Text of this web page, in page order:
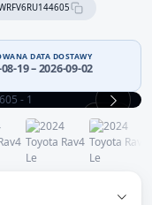
DATA DOSTAWY
19 – 2026-09-02